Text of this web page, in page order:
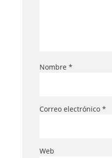
Nombre *
Correo electrónico *
Web